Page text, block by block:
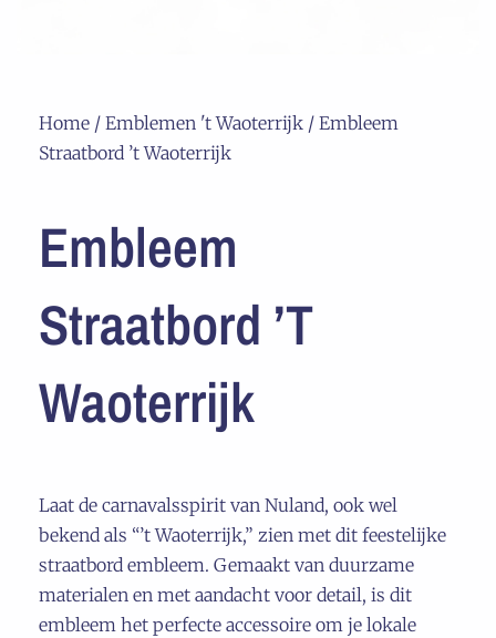
Home / Emblemen 't Waoterrijk / Embleem
Straatbord ’t Waoterrijk
Embleem
Straatbord ’t
Waoterrijk
Laat de carnavalsspirit van Nuland, ook wel
bekend als “’t Waoterrijk,” zien met dit feestelijke
straatbord embleem. Gemaakt van duurzame
materialen en met aandacht voor detail, is dit
embleem het perfecte accessoire om je lokale